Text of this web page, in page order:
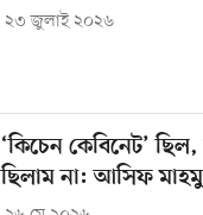
২৩ জুলাই ২০২৬
‘কিচেন কেবিনেট’
ছিলাম না: আসিফ